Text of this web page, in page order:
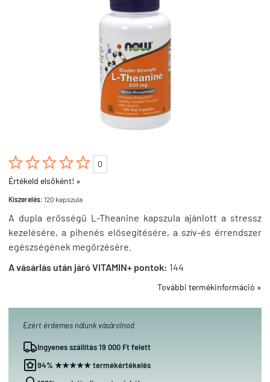

0
Értékeld elsőként! »
Kiszerelés: 120 kapszula
A dupla erősségű L-Theanine kapszula ajánlott a stressz
kezelésére, a pihenés elősegítésére, a szív-és érrendszer
egészségének megőrzésére.
A vásárlás után járó VITAMIN+ pontok: 144
További termékinformáció »
Ezért érdemes nálunk vásárolnod
Ingyenes szállítás 19 000 Ft felett
94% ★★★★★ termékértékelés